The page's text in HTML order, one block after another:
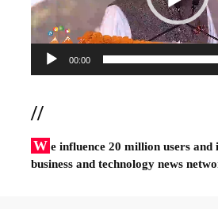
00:00
//
W e influence 20 million users and
business and technology news